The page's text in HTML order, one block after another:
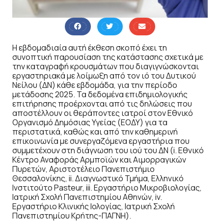
Η εβδομαδιαία αυτή έκθεση σκοπό έχει τη
συνοπτική παρουσίαση της κατάστασης σχετικά με
την καταγραφή κρουσμάτων που διαγιγνώσκονται
εργαστηριακά με λοίμωξη από τον ιό του Δυτικού
Νείλου (ΔΝ) κάθε εβδομάδα, για την περίοδο
μετάδοσης 2025. Τα δεδομένα επιδημιολογικής
επιτήρησης προέρχονται από τις δηλώσεις που
αποστέλλουν οι θεράποντες ιατροί στον Εθνικό
Οργανισμό Δημόσιας Υγείας (ΕΟΔΥ) για τα
περιστατικά, καθώς και από την καθημερινή
επικοινωνία με συνεργαζόμενα εργαστήρια που
συμμετέχουν στη διάγνωση του ιού του ΔΝ (i. Εθνικό
Κέντρο Αναφοράς Αρμποϊών και Αιμορραγικών
Πυρετών, Αριστοτέλειο Πανεπιστήμιο
Θεσσαλονίκης, ii. Διαγνωστικό Τμήμα, Ελληνικό
Ινστιτούτο Pasteur, iii. Εργαστήριο Μικροβιολογίας,
Ιατρική Σχολή Πανεπιστημίου Αθηνών, iv.
Εργαστήριο Κλινικής Ιολογίας, Ιατρική Σχολή
Πανεπιστημίου Κρήτης-ΠΑΓΝΗ).